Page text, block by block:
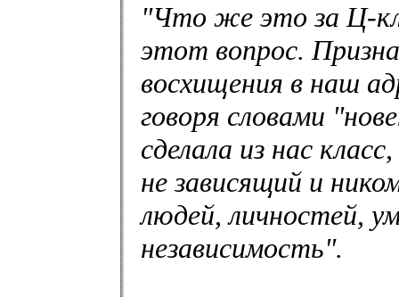
"Что же это за Ц-
этот вопрос.
восхищения в наш
говоря словами
сделала из нас
не зависящий и
людей, личностей,
независимость".